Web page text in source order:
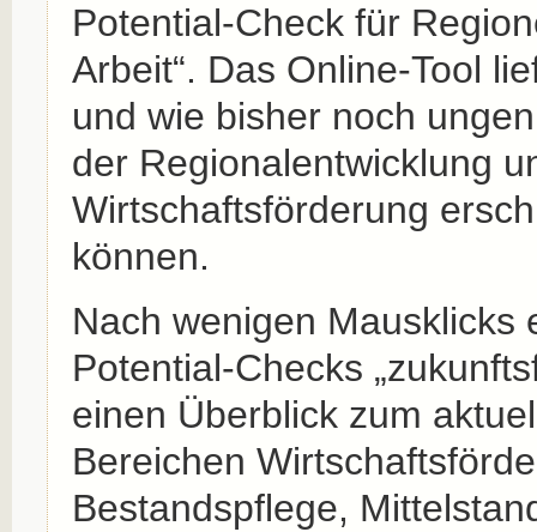
Potential-Check für
Arbeit“. Das Online-Tool
und wie bisher noch
der Regionalentwicklung
Wirtschaftsförderung
können.
Nach wenigen Mausklicks
Potential-Checks
einen Überblick zum
Bereichen
Bestandspflege,